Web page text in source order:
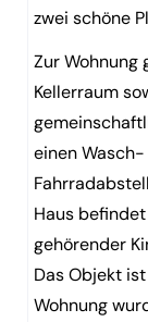
zwei schöne
Zur Wohnung
Kellerraum
einen
Haus
gehörender
Das Objekt
Wohnung